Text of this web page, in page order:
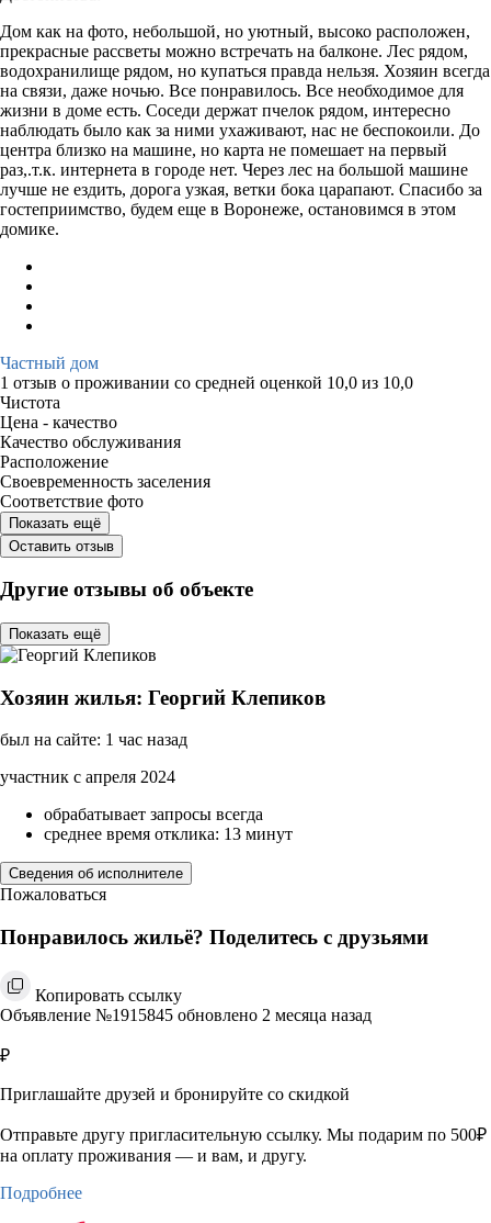
Дом как на фото, небольшой, но уютный, высоко расположен,
прекрасные рассветы можно встречать на балконе. Лес рядом,
водохранилище рядом, но купаться правда нельзя. Хозяин всегда
на связи, даже ночью. Все понравилось. Все необходимое для
жизни в доме есть. Соседи держат пчелок рядом, интересно
наблюдать было как за ними ухаживают, нас не беспокоили. До
центра близко на машине, но карта не помешает на первый
раз,.т.к. интернета в городе нет. Через лес на большой машине
лучше не ездить, дорога узкая, ветки бока царапают. Спасибо за
гостеприимство, будем еще в Воронеже, остановимся в этом
домике.
Частный дом
1 отзыв о проживании со средней оценкой 10,0 из 10,0
Чистота
Цена - качество
Качество обслуживания
Расположение
Своевременность заселения
Соответствие фото
Показать ещё
Оставить отзыв
Другие отзывы об объекте
Показать ещё
Хозяин жилья: Георгий Клепиков
был на сайте: 1 час назад
участник с апреля 2024
обрабатывает запросы всегда
среднее время отклика: 13 минут
Сведения об исполнителе
Пожаловаться
Понравилось жильё? Поделитесь с друзьями
Копировать ссылку
Объявление №1915845 обновлено 2 месяца назад
₽
Приглашайте друзей и бронируйте со скидкой
Отправьте другу пригласительную ссылку. Мы подарим по 500₽
на оплату проживания — и вам, и другу.
Подробнее